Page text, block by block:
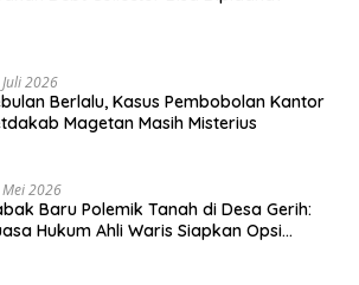
Juli 2026
Berlalu, Kasus Pembobolan Kantor
Magetan Masih Misterius
2026
Baru Polemik Tanah di Desa Gerih:
Hukum Ahli Waris Siapkan Opsi